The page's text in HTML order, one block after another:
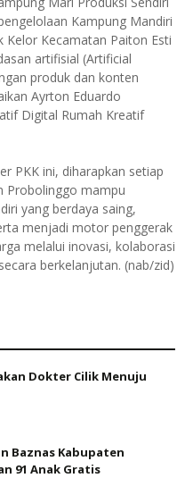
Kampung Mandiri
Kelor Kecamatan Paiton Esti
artifisial (Artificial
produk dan konten
Ayrton Eduardo
Digital Rumah Kreatif
PKK ini, diharapkan setiap
Probolinggo mampu
yang berdaya saing,
menjadi motor penggerak
melalui inovasi, kolaborasi
berkelanjutan. (nab/zid)
Dokter Cilik Menuju
Baznas Kabupaten
91 Anak Gratis